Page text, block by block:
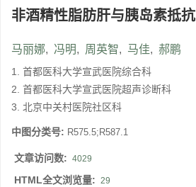
非酒精性脂肪肝与胰岛素抵抗
马丽娜, 冯明, 周英智, 马佳, 郝鹏
1. 首都医科大学宣武医院综合科
2. 首都医科大学宣武医院超声诊断科
3. 北京中关村医院社区科
中图分类号: R575.5;R587.1
文章访问数: 4029
HTML全文浏览量: 29